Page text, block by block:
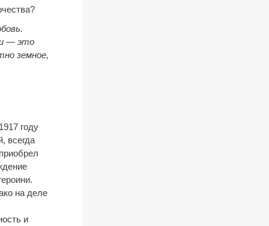
— это
земное,
году
всегда
на деле
и